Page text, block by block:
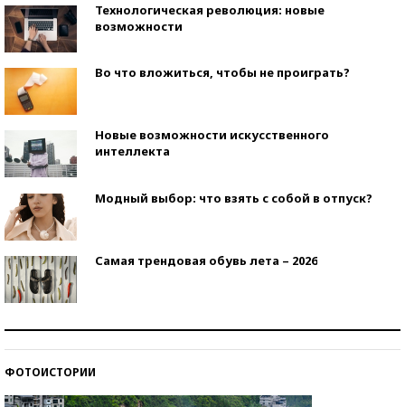
Технологическая революция: новые
возможности
Во что вложиться, чтобы не проиграть?
Новые возможности искусственного
интеллекта
Модный выбор: что взять с собой в отпуск?
Самая трендовая обувь лета – 2026
ФОТОИСТОРИИ